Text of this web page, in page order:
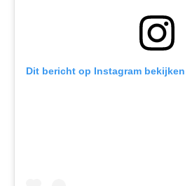
Dit bericht op Instagram bekijken